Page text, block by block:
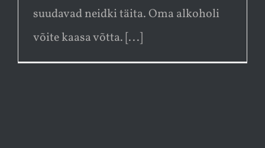
suudavad neidki täita. Oma alkoholi
võite kaasa võtta. [...]